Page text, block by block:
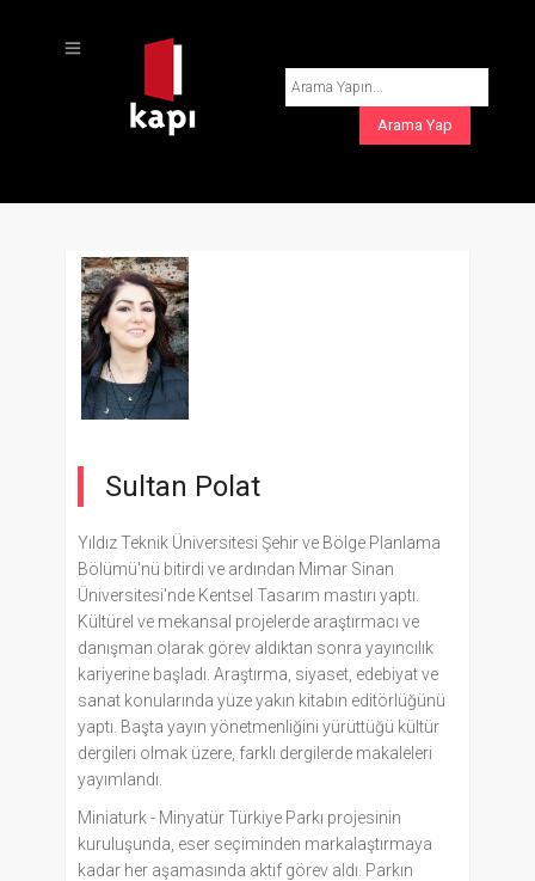
Sultan Polat
Yıldız Teknik Üniversitesi Şehir ve Bölge Planlama
Bölümü'nü bitirdi ve ardından Mimar Sinan
Üniversitesi'nde Kentsel Tasarım mastırı yaptı.
Kültürel ve mekansal projelerde araştırmacı ve
danışman olarak görev aldıktan sonra yayıncılık
kariyerine başladı. Araştırma, siyaset, edebiyat ve
sanat konularında yüze yakın kitabın editörlüğünü
yaptı. Başta yayın yönetmenliğini yürüttüğü kültür
dergileri olmak üzere, farklı dergilerde makaleleri
yayımlandı.
Miniaturk - Minyatür Türkiye Parkı projesinin
kuruluşunda, eser seçiminden markalaştırmaya
kadar her aşamasında aktif görev aldı. Parkın